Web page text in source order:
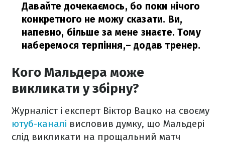
Давайте дочекаємось, бо поки нічого
конкретного не можу сказати. Ви,
напевно, більше за мене знаєте. Тому
наберемося терпіння,– додав тренер.
Кого Мальдера може
викликати у збірну?
Журналіст і експерт Віктор Вацко на своєму
ютуб-каналі висловив думку, що Мальдері
слід викликати на прощальний матч